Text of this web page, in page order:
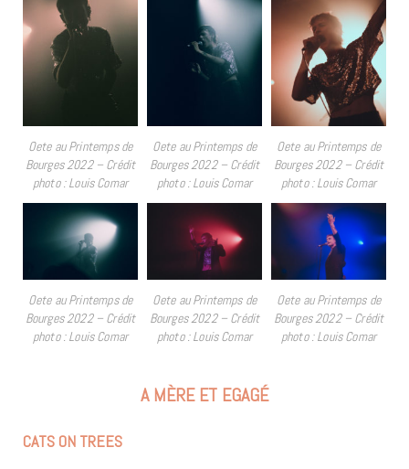
Oete au Printemps de
Bourges 2022 – Crédit
photo : Louis Comar
Oete au Printemps de
Bourges 2022 – Crédit
photo : Louis Comar
Oete au Printemps de
Bourges 2022 – Crédit
photo : Louis Comar
Oete au Printemps de
Bourges 2022 – Crédit
photo : Louis Comar
Oete au Printemps de
Bourges 2022 – Crédit
photo : Louis Comar
Oete au Printemps de
Bourges 2022 – Crédit
photo : Louis Comar
A MÈRE ET EGAGÉ
CATS ON TREES